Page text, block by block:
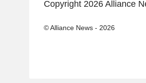
Copyright 2026 Alliance
© Alliance News - 2026